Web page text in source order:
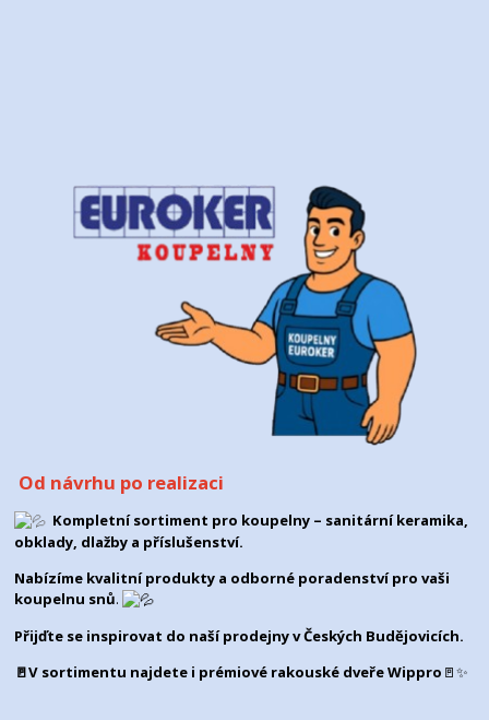
Od návrhu po realizaci
Kompletní sortiment pro koupelny – sanitární keramika,
obklady, dlažby a příslušenství.
Nabízíme kvalitní produkty a odborné poradenství pro vaši
koupelnu snů.
Přijďte se inspirovat do naší prodejny vČeských Budějovicích.
🚪V sortimentu najdete i prémiové rakouské dveře Wippro 🚪✨